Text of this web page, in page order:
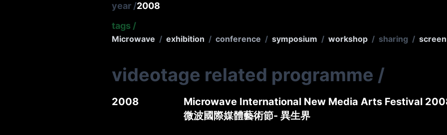
year /2008
tags /
Microwave / exhibition / conference / symposium / workshop / sharing /
videotage related programme /
2008
Microwave International New Media Arts Festival
微波國際媒體藝術節- 異生界